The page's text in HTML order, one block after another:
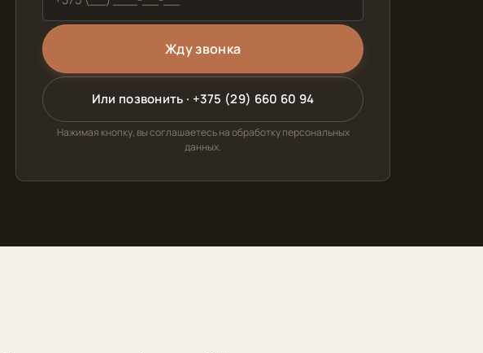
Или позвонить · +375 (29) 660 60 94
Нажимая кнопку, вы соглашаетесь на обработку персональных
данных.